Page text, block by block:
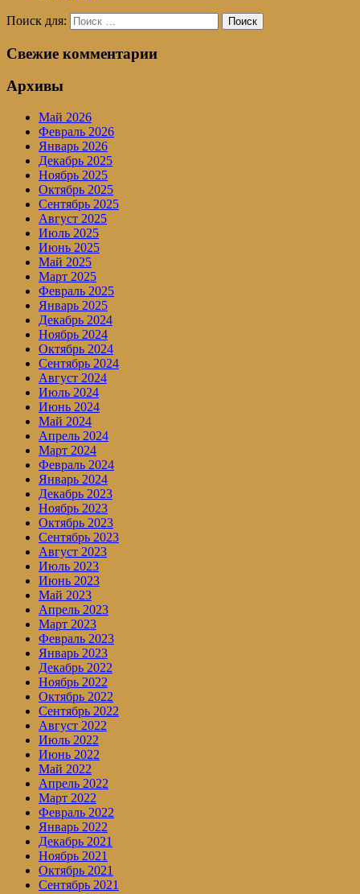
Поиск для: Поиск
Свежие комментарии
Архивы
Май 2026
Февраль 2026
Январь 2026
Декабрь 2025
Ноябрь 2025
Октябрь 2025
Сентябрь 2025
Август 2025
Июль 2025
Июнь 2025
Май 2025
Март 2025
Февраль 2025
Январь 2025
Декабрь 2024
Ноябрь 2024
Октябрь 2024
Сентябрь 2024
Август 2024
Июль 2024
Июнь 2024
Май 2024
Апрель 2024
Март 2024
Февраль 2024
Январь 2024
Декабрь 2023
Ноябрь 2023
Октябрь 2023
Сентябрь 2023
Август 2023
Июль 2023
Июнь 2023
Май 2023
Апрель 2023
Март 2023
Февраль 2023
Январь 2023
Декабрь 2022
Ноябрь 2022
Октябрь 2022
Сентябрь 2022
Август 2022
Июль 2022
Июнь 2022
Май 2022
Апрель 2022
Март 2022
Февраль 2022
Январь 2022
Декабрь 2021
Ноябрь 2021
Октябрь 2021
Сентябрь 2021